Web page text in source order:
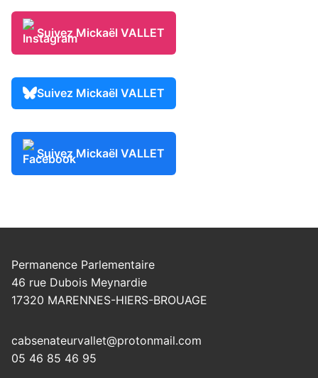
Suivez Mickaël VALLET
Suivez Mickaël VALLET
Suivez Mickaël VALLET
Permanence Parlementaire
46 rue Dubois Meynardie
17320 MARENNES-HIERS-BROUAGE
cabsenateurvallet@protonmail.com
05 46 85 46 95